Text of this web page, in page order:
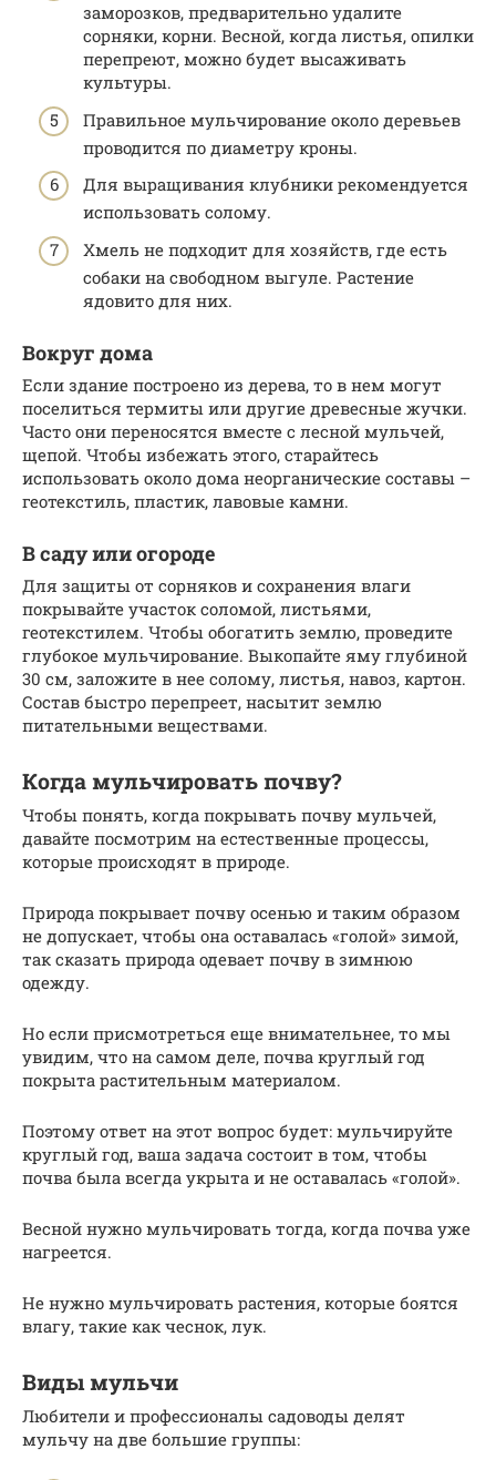
заморозков, предварительно удалите
сорняки, корни. Весной, когда листья, опилки
перепреют, можно будет высаживать
культуры.
Правильное мульчирование около деревьев
проводится по диаметру кроны.
Для выращивания клубники рекомендуется
использовать солому.
Хмель не подходит для хозяйств, где есть
собаки на свободном выгуле. Растение
ядовито для них.
Вокруг дома
Если здание построено из дерева, то в нем могут
поселиться термиты или другие древесные жучки.
Часто они переносятся вместе с лесной мульчей,
щепой. Чтобы избежать этого, старайтесь
использовать около дома неорганические составы –
геотекстиль, пластик, лавовые камни.
В саду или огороде
Для защиты от сорняков и сохранения влаги
покрывайте участок соломой, листьями,
геотекстилем. Чтобы обогатить землю, проведите
глубокое мульчирование. Выкопайте яму глубиной
30 см, заложите в нее солому, листья, навоз, картон.
Состав быстро перепреет, насытит землю
питательными веществами.
Когда мульчировать почву?
Чтобы понять, когда покрывать почву мульчей,
давайте посмотрим на естественные процессы,
которые происходят в природе.
Природа покрывает почву осенью и таким образом
не допускает, чтобы она оставалась «голой» зимой,
так сказать природа одевает почву в зимнюю
одежду.
Но если присмотреться еще внимательнее, то мы
увидим, что на самом деле, почва круглый год
покрыта растительным материалом.
Поэтому ответ на этот вопрос будет: мульчируйте
круглый год, ваша задача состоит в том, чтобы
почва была всегда укрыта и не оставалась «голой».
Весной нужно мульчировать тогда, когда почва уже
нагреется.
Не нужно мульчировать растения, которые боятся
влагу, такие как чеснок, лук.
Виды мульчи
Любители и профессионалы садоводы делят
мульчу на две большие группы: